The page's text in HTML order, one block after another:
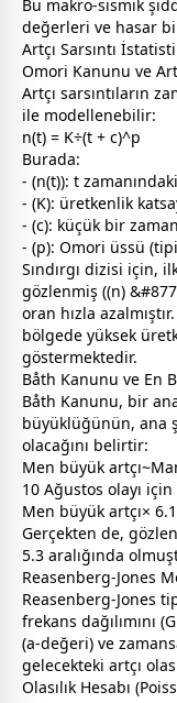
Bu makro-sismik
değerleri ve hasar
Artçı Sarsıntı
Omori Kanunu ve
Artçı sarsıntıların
ile modellenebilir:
n(t) = K÷(t + c)^p
Burada:
- (n(t)): t zaman
- (K): üretkenlik
- (c): küçük bir zaman
- (p): Omori üssü
Sındırgı dizisi için,
gözlenmiş ((n)
oran hızla
bölgede yüksek
göstermektedir.
Båth Kanunu ve En
Båth Kanunu, bir
büyüklüğünün, ana
olacağını belirtir:
Men büyük
10 Ağustos olayı için
Men büyük artçı×
Gerçekten de,
5.3 aralığında
Reasenberg-Jones
Reasenberg-Jones
frekans dağılımını
(a-değeri) ve zaman
gelecekteki artçı
Olasılık Hesabı